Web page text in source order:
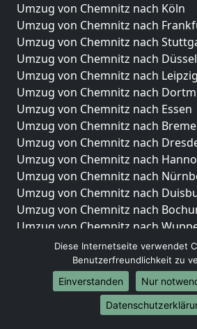
Umzug von Chemnitz nach Köln
Umzug von Chemnitz nach
Umzug von Chemnitz nach
Umzug von Chemnitz nach
Umzug von Chemnitz nach Leipzig
Umzug von Chemnitz nach
Umzug von Chemnitz nach Essen
Umzug von Chemnitz nach
Umzug von Chemnitz nach
Umzug von Chemnitz nach
Umzug von Chemnitz nach
Umzug von Chemnitz nach
Umzug von Chemnitz nach
Umzug von Chemnitz nach
Umzug von Chemnitz nach
Umzug von Chemnitz nach Bonn
Umzug von Chemnitz nach
Internationale-Umzüge
Diese Internetseite verwendet
Benutzerfreundlichkeit zu
Einverstanden
Nur